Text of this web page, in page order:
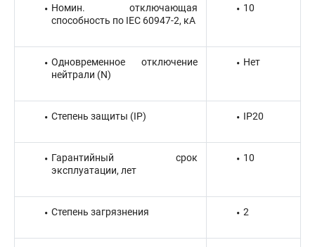
Номин. отключающая
способность по IEC 60947-2, кА
10
Одновременное отключение
нейтрали (N)
Нет
Степень защиты (IP) IP20
Гарантийный срок
эксплуатации, лет
10
Степень загрязнения 2